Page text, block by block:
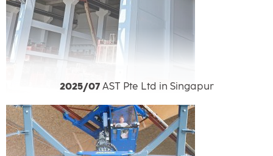
2025/07AST Pte Ltd in Singapur